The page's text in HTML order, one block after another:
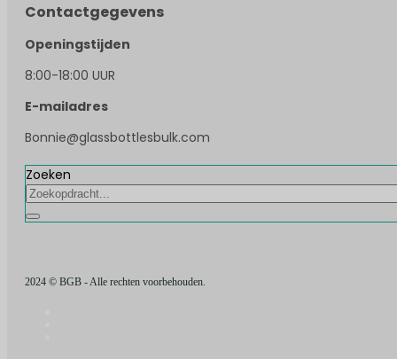
Contactgegevens
Openingstijden
8:00-18:00 UUR
E-mailadres
Bonnie@glassbottlesbulk.com
Zoeken
2024 © BGB - Alle rechten voorbehouden.